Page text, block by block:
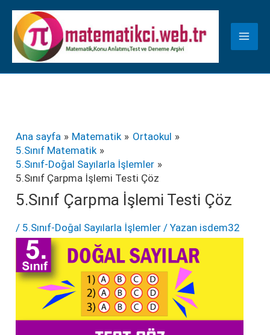
İçeriğe
atla
Ana sayfa Matematik
Ortaokul
5.Sınıf Matematik
5.Sınıf-Doğal Sayılarla İşlemler
5.Sınıf Çarpma İşlemi Testi Çöz
5.Sınıf Çarpma İşlemi Testi Çöz
/ 5.Sınıf-Doğal Sayılarla İşlemler / Yazan isdem32
K
a
t
e
r
i
l
e